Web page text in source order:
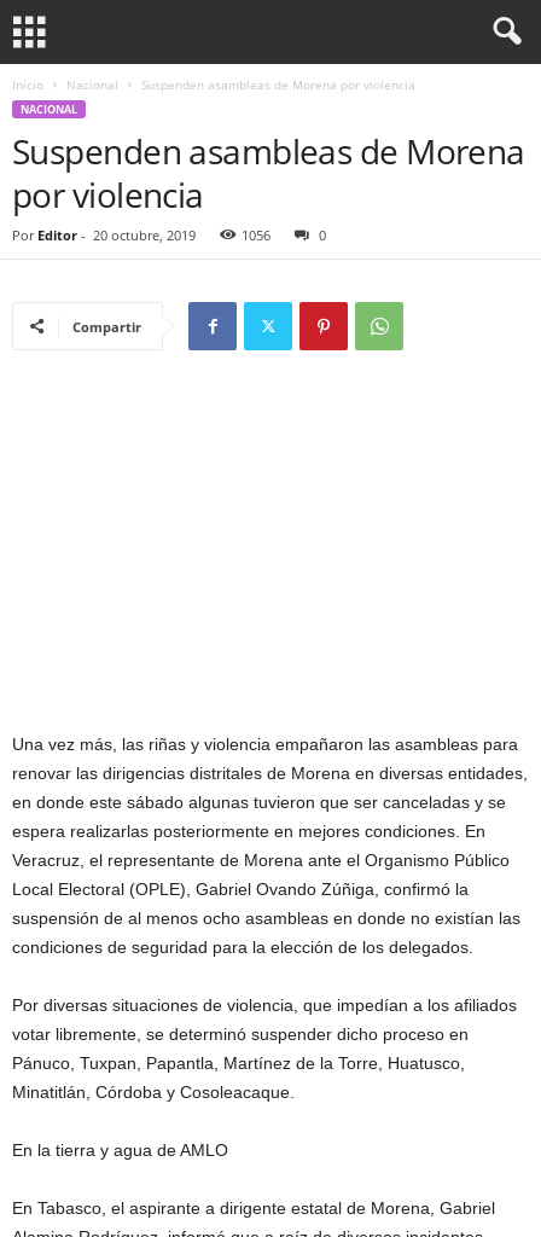
Inicio Nacional Suspenden asambleas de Morena por violencia
NACIONAL
Suspenden asambleas de Morena
por violencia
Por Editor - 20 octubre, 2019 1056 0
Compartir
Una vez más, las riñas y violencia empañaron las asambleas para
renovar las dirigencias distritales de Morena en diversas entidades,
en donde este sábado algunas tuvieron que ser canceladas y se
espera realizarlas posteriormente en mejores condiciones. En
Veracruz, el representante de Morena ante el Organismo Público
Local Electoral (OPLE), Gabriel Ovando Zúñiga, confirmó la
suspensión de al menos ocho asambleas en donde no existían las
condiciones de seguridad para la elección de los delegados.
Por diversas situaciones de violencia, que impedían a los afiliados
votar libremente, se determinó suspender dicho proceso en
Pánuco, Tuxpan, Papantla, Martínez de la Torre, Huatusco,
Minatitlán, Córdoba y Cosoleacaque.
En la tierra y agua de AMLO
En Tabasco, el aspirante a dirigente estatal de Morena, Gabriel